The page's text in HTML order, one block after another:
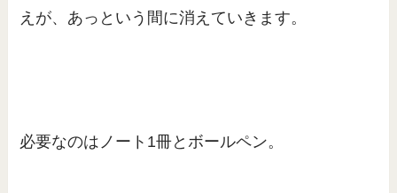
えが、あっという間に消えていきます。
必要なのはノート1冊とボールペン。